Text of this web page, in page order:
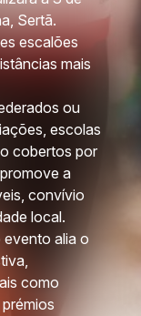
Sertã.
escalões
mais
ou
escolas
cobertos por
a
convívio
local.
evento alia o
como